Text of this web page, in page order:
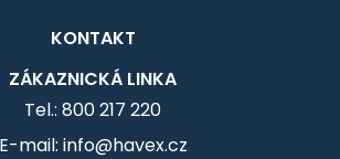
KONTAKT
ZÁKAZNICKÁ LINKA
Tel.: 800 217 220
E-mail: info@havex.cz